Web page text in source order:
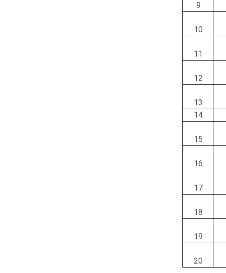
9
10
11
12
13
14
15
16
17
18
19
20